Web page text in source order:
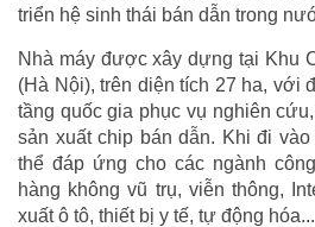
triển hệ sinh thái bán dẫn trong
Nhà máy được xây dựng tại Khu
(Hà Nội), trên diện tích 27 ha, với
tầng quốc gia phục vụ nghiên
sản xuất chip bán dẫn. Khi đi
thể đáp ứng cho các ngành
hàng không vũ trụ, viễn thông,
xuất ô tô, thiết bị y tế, tự động hóa...